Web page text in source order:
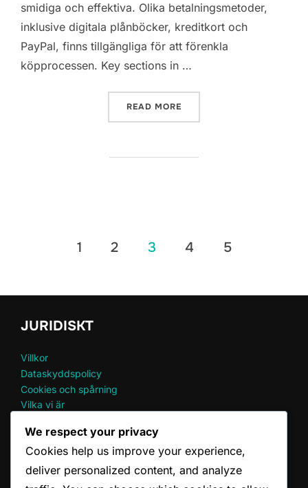
smidiga och effektiva. Olika betalningsmetoder,
inklusive digitala plånböcker, kreditkort och
PayPal, finns tillgängliga för att förenkla
köpprocessen. Key sections in …
READ MORE
1 2 3 4 5
JURIDISKT
Villkor
Dataskyddspolicy
Cookies och spårning
Vilka vi är
SENASTE INLÄGG
We respect your privacy
Cookies help us improve your experience,
deliver personalized content, and analyze